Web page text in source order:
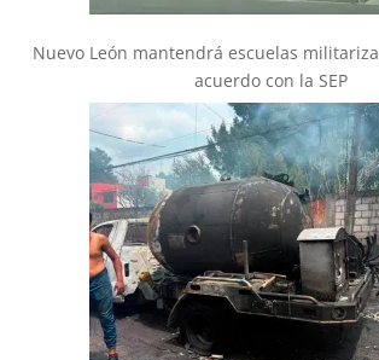
Nuevo León mantendrá escuelas
acuerdo con la SEP